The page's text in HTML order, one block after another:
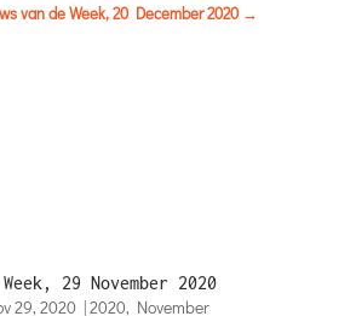
van de Week, 20 December 2020→
29 November 2020
29, 2020 |2020, November